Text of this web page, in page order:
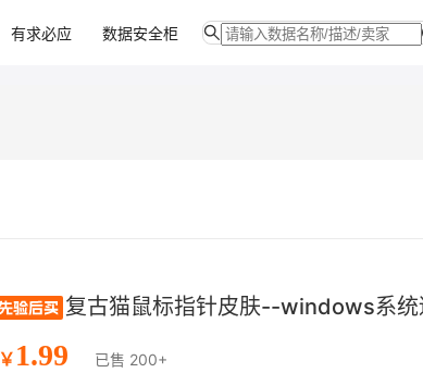
有求必应 数据安全柜
复古猫鼠标指针皮肤--windows系统
￥ 1.99 已售 200+